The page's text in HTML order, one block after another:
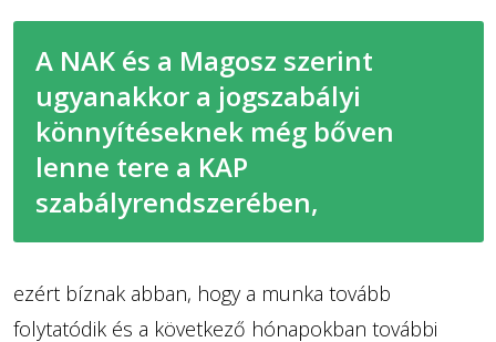
A NAK és a Magosz szerint
ugyanakkor a jogszabályi
könnyítéseknek még bőven
lenne tere a KAP
szabályrendszerében,
ezért bíznak abban, hogy a munka tovább
folytatódik és a következő hónapokban további